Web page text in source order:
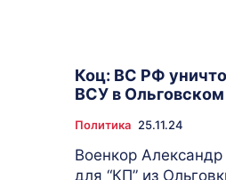
Коц: ВС РФ
ВСУ в
Политика 25.11.24
Военкор
для “КП” из